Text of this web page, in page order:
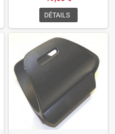
DÉTAILS